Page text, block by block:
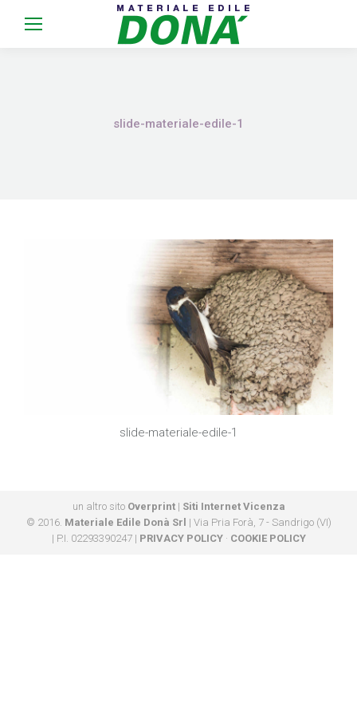
slide-materiale-edile-1
slide-materiale-edile-1
un altro sito Overprint| Siti Internet Vicenza
© 2016. Materiale Edile Donà Srl | Via Pria Forà, 7 - Sandrigo (VI)
| P.I. 02293390247 | PRIVACY POLICY· COOKIE POLICY